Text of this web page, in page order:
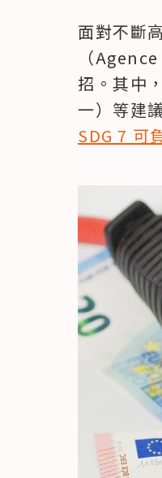
面對不斷
（
招。其中
一）等建
SDG 7 可